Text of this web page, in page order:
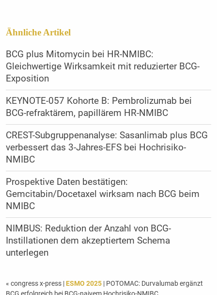
Ähnliche Artikel
BCG plus Mitomycin bei HR-NMIBC:
Gleichwertige Wirksamkeit mit reduzierter BCG-
Exposition
KEYNOTE-057 Kohorte B: Pembrolizumab bei
BCG-refraktärem, papillärem HR-NMIBC
CREST-Subgruppenanalyse: Sasanlimab plus BCG
verbessert das 3-Jahres-EFS bei Hochrisiko-
NMIBC
Prospektive Daten bestätigen:
Gemcitabin/Docetaxel wirksam nach BCG beim
NMIBC
NIMBUS: Reduktion der Anzahl von BCG-
Instillationen dem akzeptiertem Schema
unterlegen
« congress x-press | ESMO 2025| POTOMAC: Durvalumab ergänzt